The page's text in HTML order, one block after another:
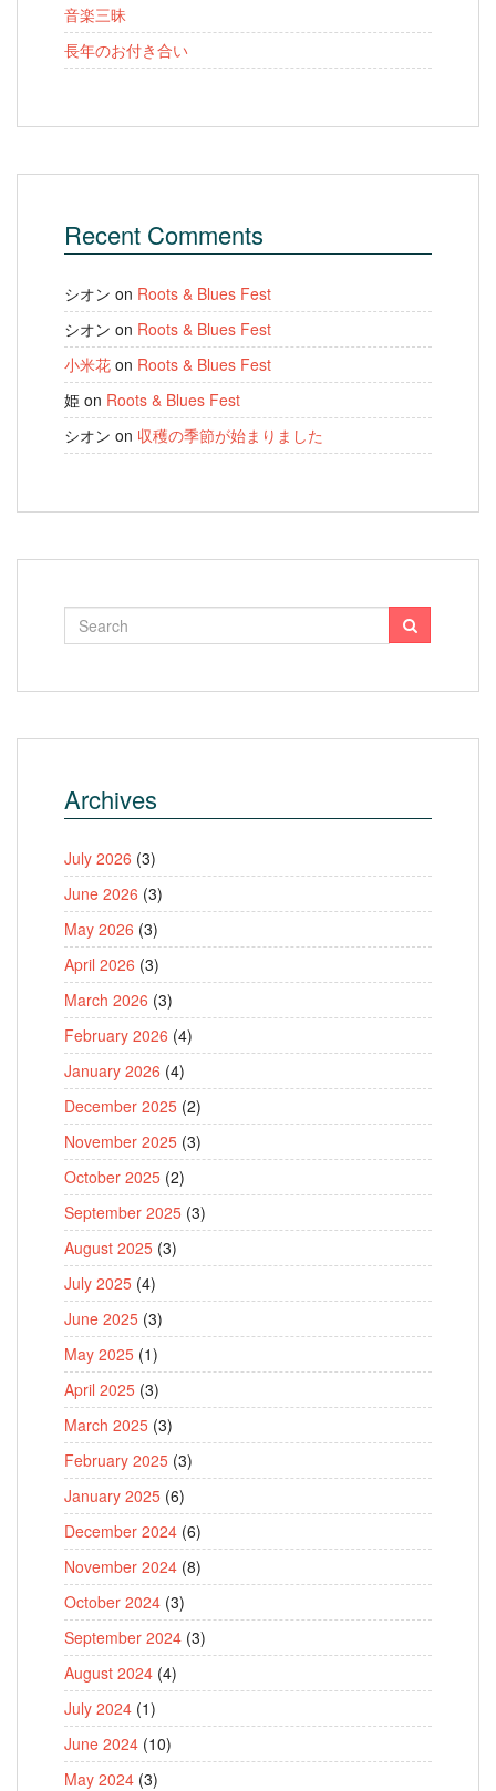
音楽三昧
長年のお付き合い
Recent Comments
シオン on Roots & Blues Fest
シオン on Roots & Blues Fest
小米花 on Roots & Blues Fest
姫 on Roots & Blues Fest
シオン on 収穫の季節が始まりました
Archives
July 2026 (3)
June 2026 (3)
May 2026 (3)
April 2026 (3)
March 2026 (3)
February 2026 (4)
January 2026 (4)
December 2025 (2)
November 2025 (3)
October 2025 (2)
September 2025 (3)
August 2025 (3)
July 2025 (4)
June 2025 (3)
May 2025 (1)
April 2025 (3)
March 2025 (3)
February 2025 (3)
January 2025 (6)
December 2024 (6)
November 2024 (8)
October 2024 (3)
September 2024 (3)
August 2024 (4)
July 2024 (1)
June 2024 (10)
May 2024 (3)